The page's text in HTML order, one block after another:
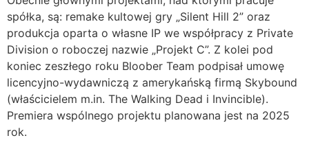
spółka, są: remake kultowej gry „Silent Hill 2” oraz
produkcja oparta o własne IP we współpracy z Private
Division o roboczej nazwie „Projekt C”. Z kolei pod
koniec zeszłego roku Bloober Team podpisał umowę
licencyjno-wydawniczą z amerykańską firmą Skybound
(właścicielem m.in. The Walking Dead i Invincible).
Premiera wspólnego projektu planowana jest na 2025
rok.